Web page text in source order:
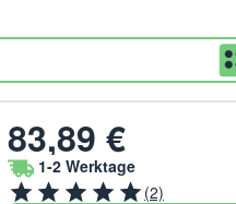
83,89 €
1-2 Werktage
(2)